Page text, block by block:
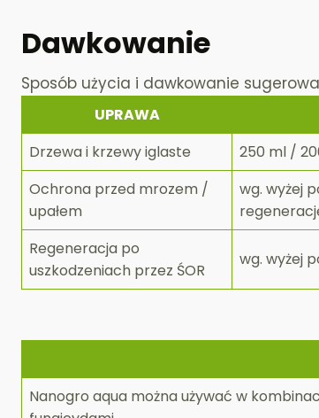
Dawkowanie
Sposób użycia i dawkowanie
UPRAWA
Drzewa i krzewy iglaste
250 ml /
Ochrona przed mrozem /
upałem
wg. wyżej
Regeneracja po
uszkodzeniach przez ŚOR
wg. wyżej
Nanogro aqua można używać w